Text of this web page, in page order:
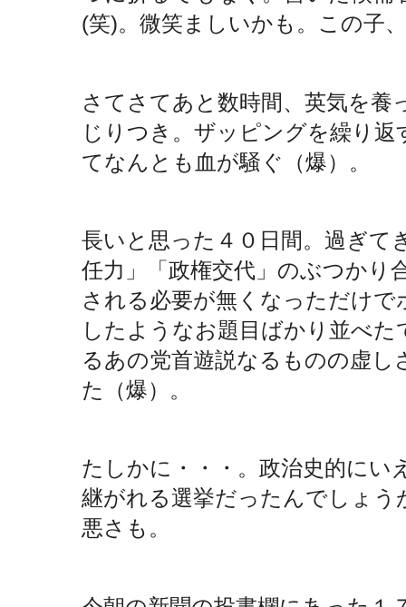
(笑)。微笑ましいかも。この子
さてさてあと数時間、英気を
じりつき。ザッピングを繰り
てなんとも血が騒ぐ（爆）。
長いと思った４０日間。過ぎて
任力」「政権交代」のぶつかり
される必要が無くなっただけ
したようなお題目ばかり並べ
るあの党首遊説なるものの虚
た（爆）。
たしかに・・・。政治史的にい
継がれる選挙だったんでしょう
悪さも。